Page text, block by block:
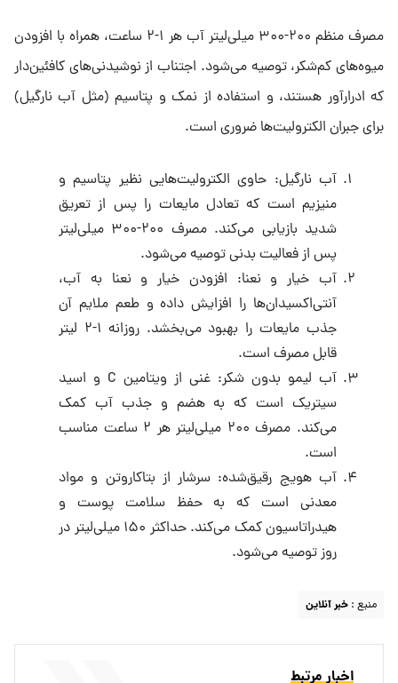
مصرف منظم ۲۰۰-۳۰۰ میلی‌لیتر آب هر ۱-۲ ساعت، همراه با افزودن
میوه‌های کم‌شکر، توصیه می‌شود. اجتناب از نوشیدنی‌های کافئین‌دار
که ادرارآور هستند، و استفاده از نمک و پتاسیم (مثل آب نارگیل)
برای جبران الکترولیت‌ها ضروری است.
آب نارگیل: حاوی الکترولیت‌هایی نظیر پتاسیم و
منیزیم است که تعادل مایعات را پس از تعریق
شدید بازیابی می‌کند. مصرف ۲۰۰-۳۰۰ میلی‌لیتر
پس از فعالیت بدنی توصیه می‌شود.
آب خیار و نعنا: افزودن خیار و نعنا به آب،
آنتی‌اکسیدان‌ها را افزایش داده و طعم ملایم آن
جذب مایعات را بهبود می‌بخشد. روزانه ۱-۲ لیتر
قابل مصرف است.
آب لیمو بدون شکر: غنی از ویتامین C و اسید
سیتریک است که به هضم و جذب آب کمک
می‌کند. مصرف ۲۰۰ میلی‌لیتر هر ۲ ساعت مناسب
است.
آب هویج رقیق‌شده: سرشار از بتاکاروتن و مواد
معدنی است که به حفظ سلامت پوست و
هیدراتاسیون کمک می‌کند. حداکثر ۱۵۰ میلی‌لیتر در
روز توصیه می‌شود.
منبع : خبر آنلاین
اخبار مرتبط